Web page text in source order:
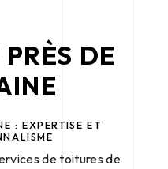
DE
: EXPERTISE ET
de toitures de